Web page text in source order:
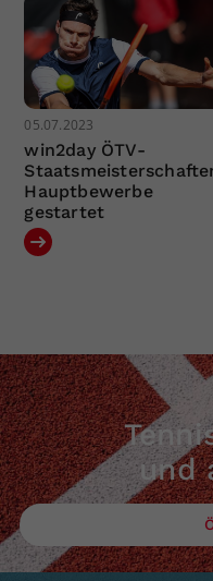
05.07.2023
win2day ÖTV-
Hauptbewerbe
gestartet
und